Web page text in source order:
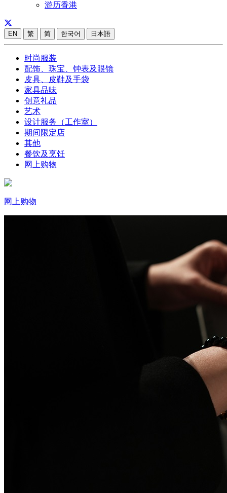
游历香港
EN 繁 简 한국어 日本語
时尚服装
配饰、珠宝、钟表及眼镜
皮具、皮鞋及手袋
家具品味
创意礼品
艺术
设计服务（工作室）
期间限定店
其他
餐饮及烹饪
网上购物
网上购物